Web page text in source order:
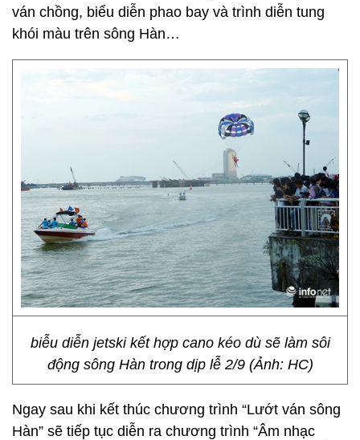
ván chồng, biểu diễn phao bay và trình diễn tung
khói màu trên sông Hàn…
biễu diễn jetski kết hợp cano kéo dù sẽ làm sôi
động sông Hàn trong dịp lễ 2/9 (Ảnh: HC)
Ngay sau khi kết thúc chương trình “Lướt ván sông
Hàn” sẽ tiếp tục diễn ra chương trình “Âm nhạc